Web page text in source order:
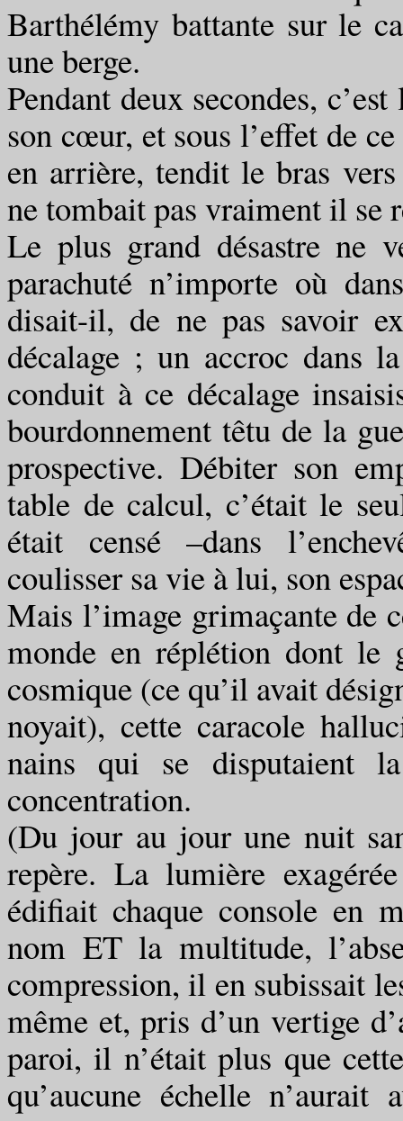
Barthélémy battante sur le
une berge.
Pendant deux secondes,
son cœur, et sous l’effet de
en arrière, tendit le bras
ne tombait pas vraiment il se
Le plus grand désastre ne
parachuté n’importe où
disait-il, de ne pas savoir
décalage ; un accroc dans
conduit à ce décalage
bourdonnement têtu de la
prospective. Débiter son
table de calcul, c’était le
était censé –dans
coulisser sa vie à lui, son
Mais l’image grimaçante de
monde en réplétion dont le
cosmique (ce qu’il avait
noyait), cette caracole
nains qui se disputaient
concentration.
(Du jour au jour une nuit
repère. La lumière
édifiait chaque console en
nom ET la multitude,
compression, il en subissait
même et, pris d’un vertige
paroi, il n’était plus que
qu’aucune échelle n’aurait